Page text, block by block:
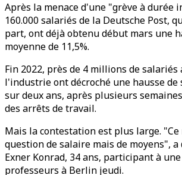
Après la menace d'une "grève à durée
160.000 salariés de la Deutsche Post,
part, ont déjà obtenu début mars une
moyenne de 11,5%.
Fin 2022, près de 4 millions de salariés
l'industrie ont décroché une hausse de
sur deux ans, après plusieurs
des arrêts de travail.
Mais la contestation est plus large.
question de salaire mais de moyens", a
Exner Konrad, 34 ans, participant à
professeurs à Berlin jeudi.